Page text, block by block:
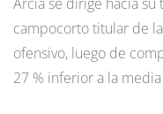
Arcia se dirige hacia
campocorto titular de
ofensivo, luego de
27 % inferior a la